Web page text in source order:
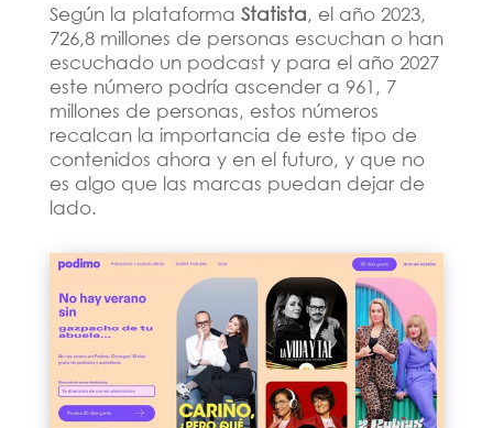
Según la plataforma Statista, el año 2023,
726,8 millones de personas escuchan o han
escuchado un podcast y para el año 2027
este número podría ascender a 961, 7
millones de personas, estos números
recalcan la importancia de este tipo de
contenidos ahora y en el futuro, y que no
es algo que las marcas puedan dejar de
lado.